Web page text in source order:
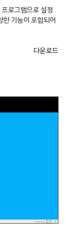
로그램으로 설정
한 기능이 포함되어
다운로드